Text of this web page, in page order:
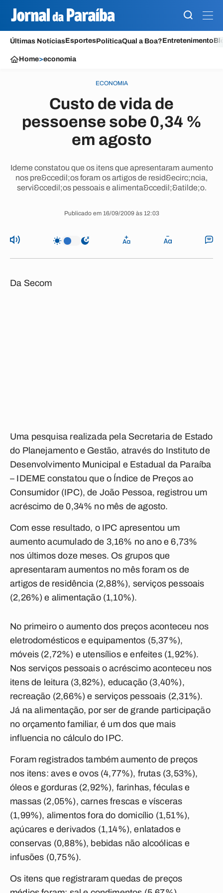
Últimas NotíciasEsportesPolíticaQual a Boa?Entretenimento
Home>economia
ECONOMIA
Custo de vida de
pessoense sobe 0,34 %
em agosto
Ideme constatou que os itens que apresentaram aumento
nos pre&ccedil;os foram os artigos de resid&ecirc;ncia,
servi&ccedil;os pessoais e alimenta&ccedil;&atilde;o.
Publicado em 16/09/2009 às 12:03
Da Secom
Uma pesquisa realizada pela Secretaria de Estado
do Planejamento e Gestão, através do Instituto de
Desenvolvimento Municipal e Estadual da Paraíba
– IDEME constatou que o Índice de Preços ao
Consumidor (IPC), de João Pessoa, registrou um
acréscimo de 0,34% no mês de agosto.
Com esse resultado, o IPC apresentou um
aumento acumulado de 3,16% no ano e 6,73%
nos últimos doze meses. Os grupos que
apresentaram aumentos no mês foram os de
artigos de residência (2,88%), serviços pessoais
(2,26%) e alimentação (1,10%).
No primeiro o aumento dos preços aconteceu nos
eletrodomésticos e equipamentos (5,37%),
móveis (2,72%) e utensílios e enfeites (1,92%).
Nos serviços pessoais o acréscimo aconteceu nos
itens de leitura (3,82%), educação (3,40%),
recreação (2,66%) e serviços pessoais (2,31%).
Já na alimentação, por ser de grande participação
no orçamento familiar, é um dos que mais
influencia no cálculo do IPC.
Foram registrados também aumento de preços
nos itens: aves e ovos (4,77%), frutas (3,53%),
óleos e gorduras (2,92%), farinhas, féculas e
massas (2,05%), carnes frescas e vísceras
(1,99%), alimentos fora do domicílio (1,51%),
açúcares e derivados (1,14%), enlatados e
conservas (0,88%), bebidas não alcoólicas e
infusões (0,75%).
Os itens que registraram quedas de preços